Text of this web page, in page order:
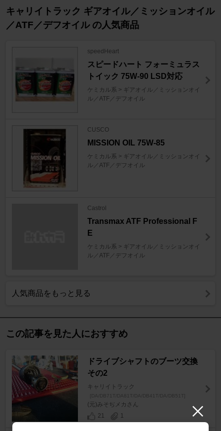
キャリイトラック ギアオイル／ミッションオイル
／ATF／デフオイル の人気商品
speedHeart
スピードハート フォーミュラス
トイック 75W-90 LSD対応
ケミカル系 > ギアオイル／ミッションオイ
ル／ATF／デフオイル
CUSCO
MISSION OIL 75W-85
ケミカル系 > ギアオイル／ミッションオイ
ル／ATF／デフオイル
Castrol
Transmax ATF Professional F
E
ケミカル系 > ギアオイル／ミッションオイ
ル／ATF／デフオイル
人気商品をもっと見る
この記事を見た人におすすめ
ドライブシャフトのブーツ交換
その2
キャリイトラック
[DA/DB71T/DA81T/DA/DB41T/DA/DB51T]
(元)みそぢメカさん
21
1